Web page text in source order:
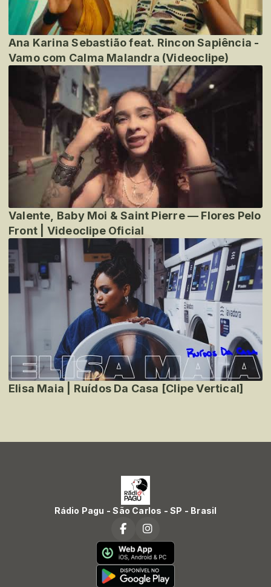
Ana Karina Sebastião feat. Rincon Sapiência -
Vamo com Calma Malandra (Videoclipe)
Valente, Baby Moi & Saint Pierre — Flores Pelo
Front | Videoclipe Oficial
Elisa Maia | Ruídos Da Casa [Clipe Vertical]
Rádio Pagu - São Carlos - SP - Brasil